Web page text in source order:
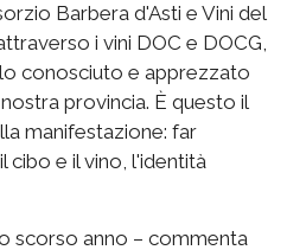
Barbera d'Asti e Vini del
i vini DOC e DOCG,
conosciuto e apprezzato
provincia. È questo il
manifestazione: far
cibo e il vino, l'identità
scorso anno – commenta